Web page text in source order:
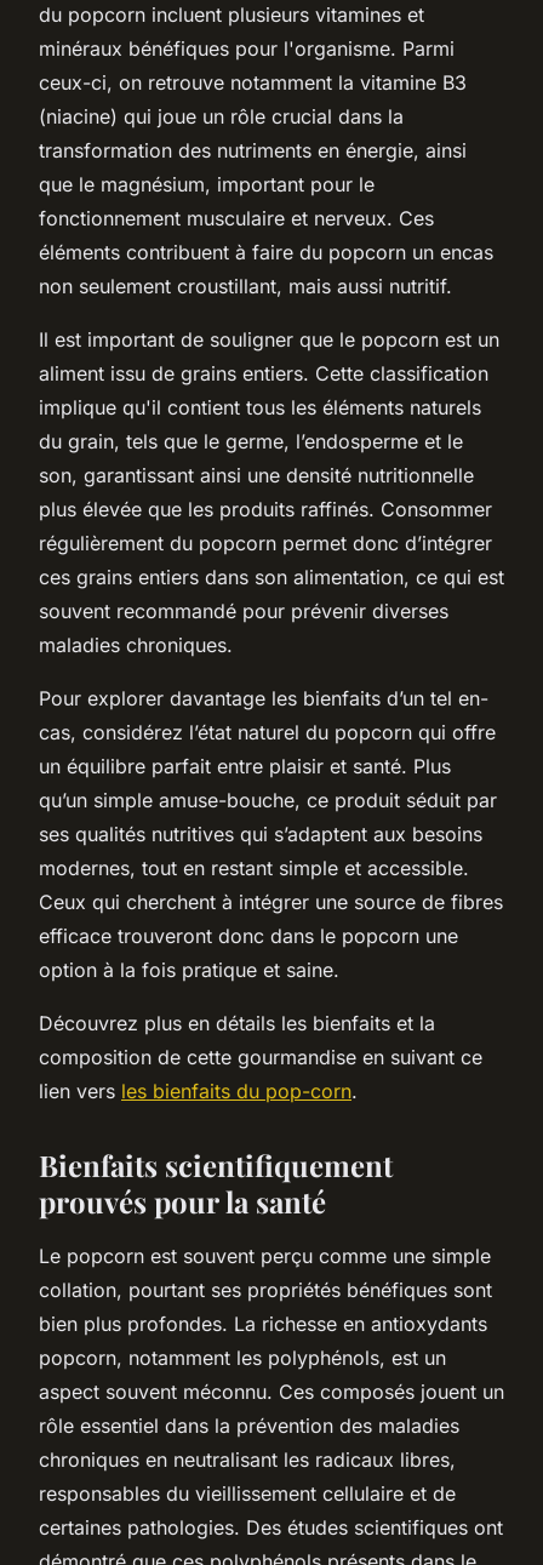
du popcorn incluent plusieurs vitamines et
minéraux bénéfiques pour l'organisme. Parmi
ceux-ci, on retrouve notamment la vitamine B3
(niacine) qui joue un rôle crucial dans la
transformation des nutriments en énergie, ainsi
que le magnésium, important pour le
fonctionnement musculaire et nerveux. Ces
éléments contribuent à faire du popcorn un encas
non seulement croustillant, mais aussi nutritif.
Il est important de souligner que le popcorn est un
aliment issu de grains entiers. Cette classification
implique qu'il contient tous les éléments naturels
du grain, tels que le germe, l’endosperme et le
son, garantissant ainsi une densité nutritionnelle
plus élevée que les produits raffinés. Consommer
régulièrement du popcorn permet donc d’intégrer
ces grains entiers dans son alimentation, ce qui est
souvent recommandé pour prévenir diverses
maladies chroniques.
Pour explorer davantage les bienfaits d’un tel en-
cas, considérez l’état naturel du popcorn qui offre
un équilibre parfait entre plaisir et santé. Plus
qu’un simple amuse-bouche, ce produit séduit par
ses qualités nutritives qui s’adaptent aux besoins
modernes, tout en restant simple et accessible.
Ceux qui cherchent à intégrer une source de fibres
efficace trouveront donc dans le popcorn une
option à la fois pratique et saine.
Découvrez plus en détails les bienfaits et la
composition de cette gourmandise en suivant ce
lien vers les bienfaits du pop-corn.
Bienfaits scientifiquement
prouvés pour la santé
Le popcorn est souvent perçu comme une simple
collation, pourtant ses propriétés bénéfiques sont
bien plus profondes. La richesse en antioxydants
popcorn, notamment les polyphénols, est un
aspect souvent méconnu. Ces composés jouent un
rôle essentiel dans la prévention des maladies
chroniques en neutralisant les radicaux libres,
responsables du vieillissement cellulaire et de
certaines pathologies. Des études scientifiques ont